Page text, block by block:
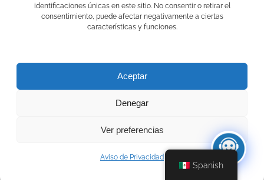
identificaciones únicas en este sitio. No consentir o retirar el
consentimiento, puede afectar negativamente a ciertas
características y funciones.
Aceptar
Denegar
Ver preferencias
Aviso de Privacidad
Acceder
Feed de entradas
Feed de comentarios
© 2026 APPS CAMELOT. Creado usando WordPress y
Ecliptica Theme .
Spanish